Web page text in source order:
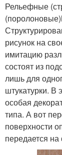
Рельефные
рисунок на
имитацию
состоят из
лишь для
штукатурки. В
особая
типа. А вот
поверхности
передается на